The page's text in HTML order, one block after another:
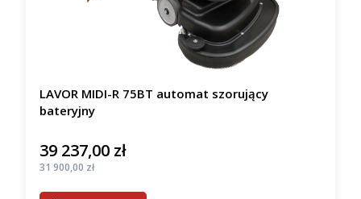
LAVOR MIDI-R 75BT automat szorujący
bateryjny
Cena
39 237,00 zł
Cena
31 900,00 zł